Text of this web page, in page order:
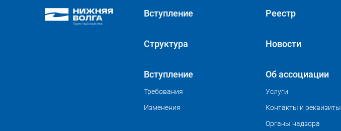
Вступление
Структура
Вступление
Требования
Изменения
Реестр
Новости
Об ассоциации
Услуги
Контакты и реквизиты
Органы надзора